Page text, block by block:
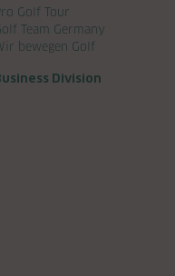
um Ihnen ein
Golf Tour
Team Germany
bewegen Golf
Division